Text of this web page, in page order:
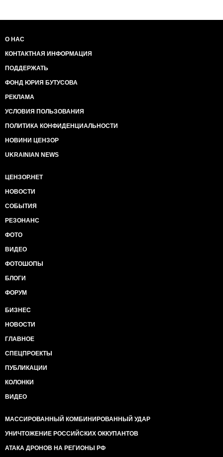
О НАС
КОНТАКТНАЯ ИНФОРМАЦИЯ
ПОДДЕРЖАТЬ
ФОНД ЮРИЯ БУТУСОВА
РЕКЛАМА
УСЛОВИЯ ПОЛЬЗОВАНИЯ
ПОЛИТИКА КОНФИДЕНЦИАЛЬНОСТИ
НОВИНИ ЦЕНЗОР
UKRAINIAN NEWS
ЦЕНЗОР.НЕТ
НОВОСТИ
СОБЫТИЯ
РЕЗОНАНС
ФОТО
ВИДЕО
ФОТОШОПЫ
БЛОГИ
ФОРУМ
БИЗНЕС
НОВОСТИ
ГЛАВНОЕ
СПЕЦПРОЕКТЫ
ПУБЛИКАЦИИ
КОЛОНКИ
ВИДЕО
МАССИРОВАННЫЙ КОМБИНИРОВАННЫЙ УДАР
УНИЧТОЖЕНИЕ РОССИЙСКИХ ОККУПАНТОВ
АТАКА ДРОНОВ НА РЕГИОНЫ РФ